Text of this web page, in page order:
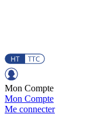
Mon Compte
Mon Compte
Me connecter